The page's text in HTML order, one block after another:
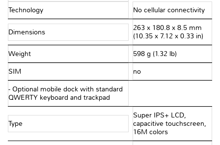
Technology No cellular connectivity
Dimensions
263 x 180.8 x 8.5 mm
(10.35 x 7.12 x 0.33 in)
Weight 598 g (1.32 lb)
SIM no
- Optional mobile dock with standard
QWERTY keyboard and trackpad
Type
Super IPS+ LCD,
capacitive touchscreen,
16M colors